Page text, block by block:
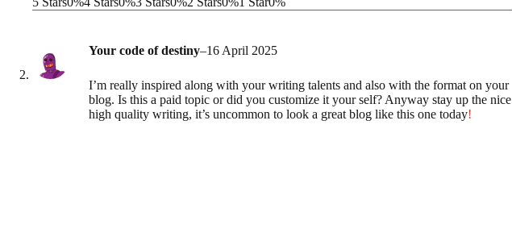
Your code of destiny–16 April 2025
I’m really inspired along with your writing talents and also with the format on your
blog. Is this a paid topic or did you customize it your self? Anyway stay up the nice
high quality writing, it’s uncommon to look a great blog like this one today!